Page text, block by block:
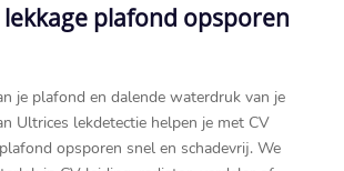
lekkage plafond opsporen
je plafond en dalende waterdruk van je
Ultrices lekdetectie helpen je met CV
opsporen snel en schadevrij.​ We